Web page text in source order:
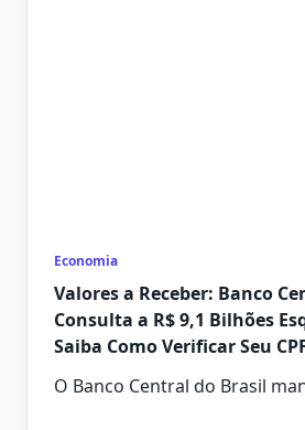
Economia
Valores a Receber: Banco
Consulta a R$ 9,1 Bilhões
Saiba Como Verificar Seu
O Banco Central do Brasil